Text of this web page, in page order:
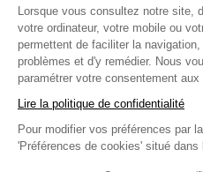
Lorsque vous consultez notre site,
votre ordinateur, votre mobile ou
permettent de faciliter la
problèmes et d'y remédier. Nous
paramétrer votre consentement
Lire la politique de confidentialité
Pour modifier vos préférences par
'Préférences de cookies' situé dans
L’ENSEIGNE DISTRICENTER
Moyens de